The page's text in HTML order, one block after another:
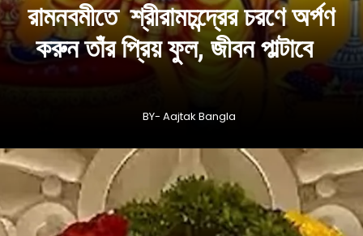
BY- Aajtak Bangla
রামনবমীতে শ্রীরামচন্দ্রের চরণে অর্পণ
করুন তাঁর প্রিয় ফুল, জীবন পাল্টাবে